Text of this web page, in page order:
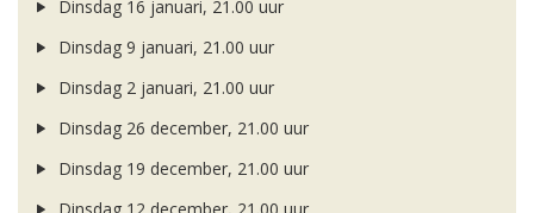
Dinsdag 16 januari, 21.00 uur
Dinsdag 9 januari, 21.00 uur
Dinsdag 2 januari, 21.00 uur
Dinsdag 26 december, 21.00 uur
Dinsdag 19 december, 21.00 uur